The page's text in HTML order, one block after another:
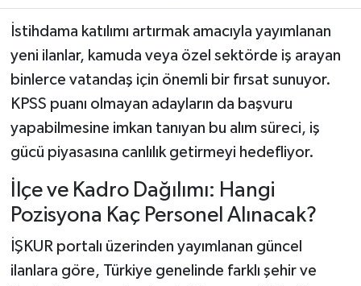
İstihdama katılımı artırmak amacıyla yayımlanan
yeni ilanlar, kamuda veya özel sektörde iş arayan
binlerce vatandaş için önemli bir fırsat sunuyor.
KPSS puanı olmayan adayların da başvuru
yapabilmesine imkan tanıyan bu alım süreci, iş
gücü piyasasına canlılık getirmeyi hedefliyor.
İlçe ve Kadro Dağılımı: Hangi
Pozisyona Kaç Personel Alınacak?
İŞKUR portalı üzerinden yayımlanan güncel
ilanlara göre, Türkiye genelinde farklı şehir ve